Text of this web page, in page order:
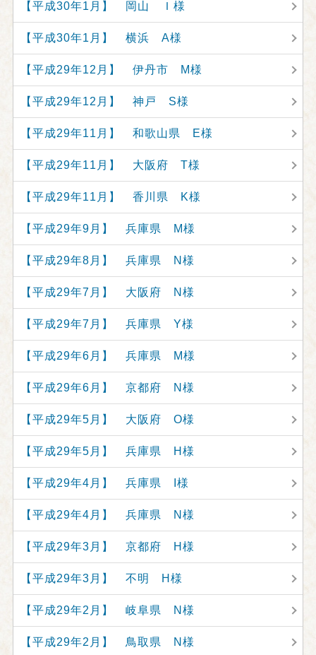
【平成30年1月】 岡山 Ｉ様
【平成30年1月】 横浜 A様
【平成29年12月】 伊丹市 M様
【平成29年12月】 神戸 S様
【平成29年11月】 和歌山県 E様
【平成29年11月】 大阪府 T様
【平成29年11月】 香川県 K様
【平成29年9月】 兵庫県 M様
【平成29年8月】 兵庫県 N様
【平成29年7月】 大阪府 N様
【平成29年7月】 兵庫県 Y様
【平成29年6月】 兵庫県 M様
【平成29年6月】 京都府 N様
【平成29年5月】 大阪府 O様
【平成29年5月】 兵庫県 H様
【平成29年4月】 兵庫県 I様
【平成29年4月】 兵庫県 N様
【平成29年3月】 京都府 H様
【平成29年3月】 不明 H様
【平成29年2月】 岐阜県 N様
【平成29年2月】 鳥取県 N様